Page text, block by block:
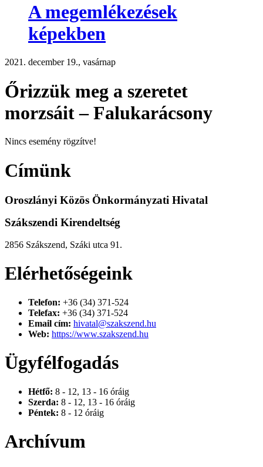
A megemlékezések
képekben
2021. december 19., vasárnap
Őrizzük meg a szeretet
morzsáit – Falukarácsony
Nincs esemény rögzítve!
Címünk
Oroszlányi Közös Önkormányzati Hivatal
Szákszendi Kirendeltség
2856 Szákszend, Száki utca 91.
Elérhetőségeink
Telefon: +36 (34) 371-524
Telefax: +36 (34) 371-524
Email cím: hivatal@szakszend.hu
Web: https://www.szakszend.hu
Ügyfélfogadás
Hétfő: 8 - 12, 13 - 16 óráig
Szerda: 8 - 12, 13 - 16 óráig
Péntek: 8 - 12 óráig
Archívum